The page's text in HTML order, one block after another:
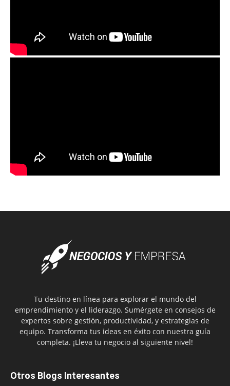
Tu destino en línea para explorar el mundo del
emprendimiento y el liderazgo. Sumérgete en consejos de
expertos sobre gestión, productividad, y estrategias de
equipo. Transforma tus ideas en éxito con nuestra guía
completa. ¡Lleva tu negocio al siguiente nivel!
Otros Blogs Interesantes